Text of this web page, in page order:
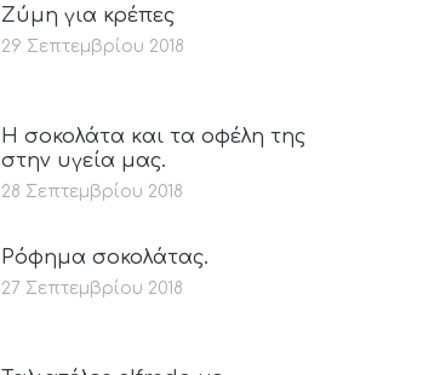
Ζύμη για κρέπες
29 Σεπτεμβρίου 2018
Η σοκολάτα και τα οφέλη της
στην υγεία μας.
28 Σεπτεμβρίου 2018
Ρόφημα σοκολάτας.
27 Σεπτεμβρίου 2018